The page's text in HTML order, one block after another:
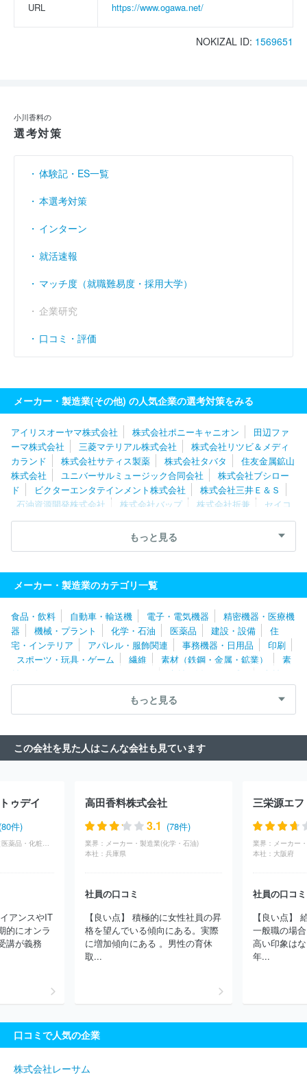
URL https://www.ogawa.net/
NOKIZAL ID: 1569651
小川香料の
選考対策
体験記・ES一覧
本選考対策
インターン
就活速報
マッチ度（就職難易度・採用大学）
企業研究
口コミ・評価
メーカー・製造業(その他) の人気企業の選考対策をみる
アイリスオーヤマ株式会社 株式会社ポニーキャニオン
田辺ファ
ーマ株式会社
三菱マテリアル株式会社
株式会社リツビ＆メディ
カランド
株式会社サティス製薬 株式会社タバタ
住友金属鉱山
株式会社
ユニバーサルミュージック合同会社
株式会社ブシロー
ド
ビクターエンタテインメント株式会社
株式会社三井Ｅ＆Ｓ
石油資源開発株式会社
株式会社バップ 株式会社折兼
セイコ
ーウオッチ株式会社
日鉄ソリューションズ九州株式会社
積水樹
東芝ライフスタイル株式会社
株式会社クオカード
イワパックス
株式会社バスクリン 株式会社重松製作所
日本ゼ
トック株式会社
株式会社ジャクエツ
城東テクノ株式会社
コンピューターマネージメント株式会社
株
式会社日本香堂
三笠製薬株式会社 十全化学株式会社
新日本カ
レンダー株式会社
株式会社テラモト
株式会社トヨタカスタマイ
ジング＆ディベロップメント
ニンテンドーキューブ株式会社
Ｇ
東京ラヂエーター製造株式会社
もっと見る
メーカー・製造業のカテゴリ一覧
食品・飲料 自動車・輸送機 電子・電気機器
精密機器・医療機
器
機械・プラント 化学・石油 医薬品 建設・設備
住
宅・インテリア
アパレル・服飾関連 事務機器・日用品
印刷
スポーツ・玩具・ゲーム
繊維 素材（鉄鋼・金属・鉱業）
素
材（ゴム・ガラス・セラミックス）
素材（紙・パルプ）
素材
（その他）
農林・水産 たばこ・飼料 その他
もっと見る
この会社を見た人はこんな会社も見ています
ゥデイ
件)
商社・卸(専門商社（医薬品・化粧品）)
アンスやIT
的にオンラ
講が義務
高田香料株式会社
3.1 (78件)
業界： メーカー・製造業(化学・石油)
本社： 兵庫県
社員の口コミ
【良い点】 積極的に女性社員の昇
格を望んでいる傾向にある。実際
に増加傾向にある 。男性の育休
取...
業界： メーカー
本社： 大阪府
社員の口コミ
【良い点】
一般職の場
高い印象は
年...
口コミで人気の企業
株式会社レーサム